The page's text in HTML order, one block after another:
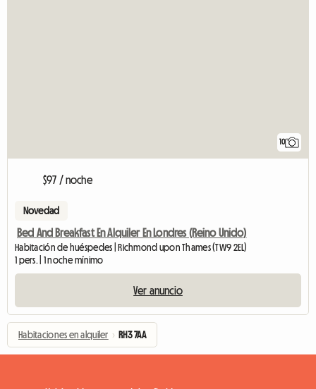
10
$97 / noche
Novedad
Bed And Breakfast En Alquiler En Londres (Reino Unido)
Habitación de huéspedes | Richmond upon Thames (TW9 2EL)
1 pers. | 1 noche mínimo
Ver anuncio
Habitaciones en alquiler › RH3 7AA